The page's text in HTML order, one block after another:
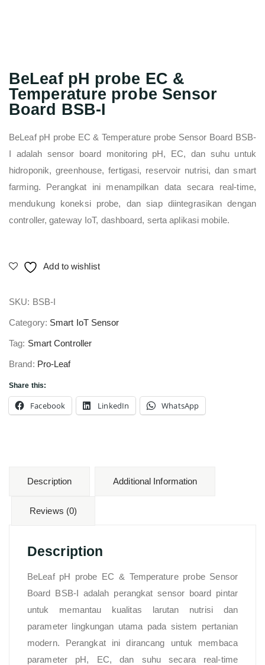
BeLeaf pH probe EC &
Temperature probe Sensor
Board BSB-I
BeLeaf pH probe EC & Temperature probe Sensor Board BSB-
I adalah sensor board monitoring pH, EC, dan suhu untuk
hidroponik, greenhouse, fertigasi, reservoir nutrisi, dan smart
farming. Perangkat ini menampilkan data secara real-time,
mendukung koneksi probe, dan siap diintegrasikan dengan
controller, gateway IoT, dashboard, serta aplikasi mobile.
Add to wishlist
SKU: BSB-I
Category: Smart IoT Sensor
Tag: Smart Controller
Brand: Pro-Leaf
Share this:
Facebook LinkedIn WhatsApp
Description Additional Information
Reviews (0)
Description
BeLeaf pH probe EC & Temperature probe Sensor
Board BSB-I adalah perangkat sensor board pintar
untuk memantau kualitas larutan nutrisi dan
parameter lingkungan utama pada sistem pertanian
modern. Perangkat ini dirancang untuk membaca
parameter pH, EC, dan suhu secara real-time